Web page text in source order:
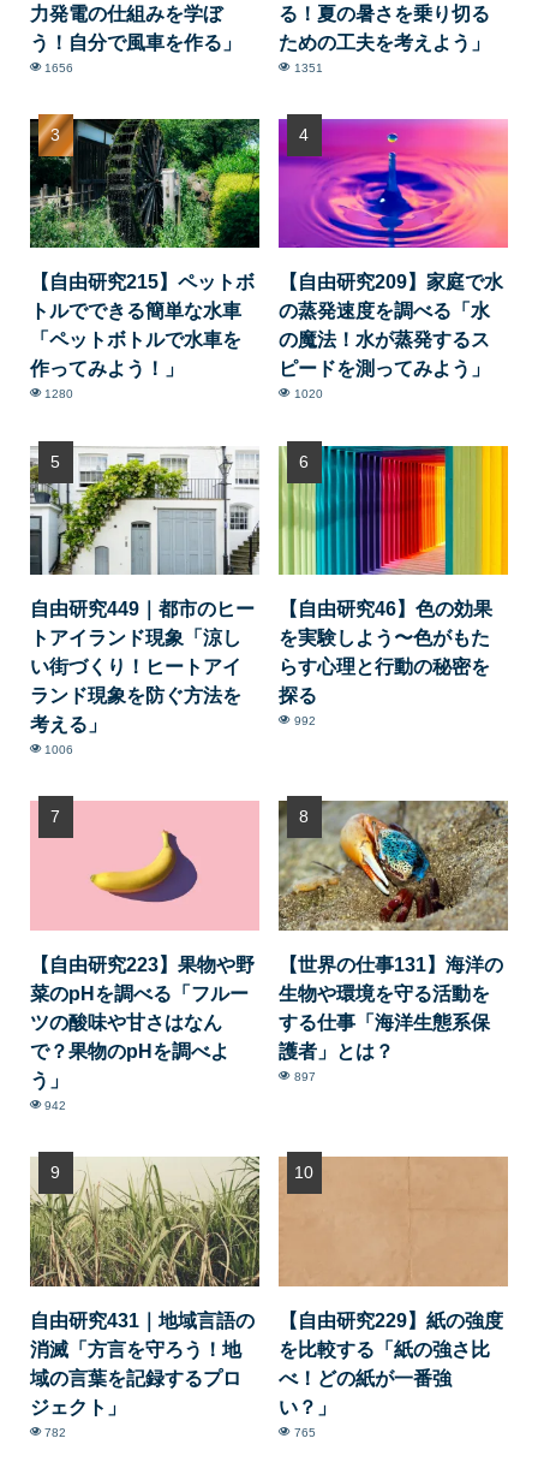
力発電の仕組みを学ぼ
う！自分で風車を作る」
1656
る！夏の暑さを乗り切る
ための工夫を考えよう」
1351
【自由研究215】ペットボ
トルでできる簡単な水車
「ペットボトルで水車を
作ってみよう！」
1280
【自由研究209】家庭で水
の蒸発速度を調べる「水
の魔法！水が蒸発するス
ピードを測ってみよう」
1020
自由研究449｜都市のヒー
トアイランド現象「涼し
い街づくり！ヒートアイ
ランド現象を防ぐ方法を
考える」
1006
【自由研究46】色の効果
を実験しよう〜色がもた
らす心理と行動の秘密を
探る
992
【自由研究223】果物や野
菜のpHを調べる「フルー
ツの酸味や甘さはなん
で？果物のpHを調べよ
う」
942
【世界の仕事131】海洋の
生物や環境を守る活動を
する仕事「海洋生態系保
護者」とは？
897
自由研究431｜地域言語の
消滅「方言を守ろう！地
域の言葉を記録するプロ
ジェクト」
782
【自由研究229】紙の強度
を比較する「紙の強さ比
べ！どの紙が一番強
い？」
765